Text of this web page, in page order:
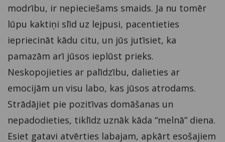
modrību, ir nepieciešams smaids. Ja nu tomēr
lūpu kaktiņi slīd uz lejpusi, pacentieties
iepriecināt kādu citu, un jūs jutīsiet, ka
pamazām arī jūsos ieplūst prieks.
Neskopojieties ar palīdzību, dalieties ar
emocijām un visu labo, kas jūsos atrodams.
Strādājiet pie pozitīvas domāšanas un
nepadodieties, tiklīdz uznāk kāda “melnā” diena.
Esiet gatavi atvērties labajam, apkārt esošajiem